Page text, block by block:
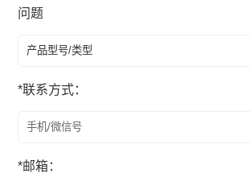
问题
*联系方式：
*邮箱：